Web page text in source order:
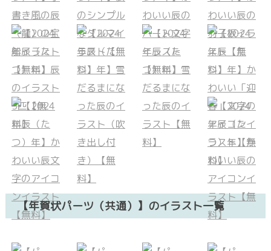
【年賀状パーツ（共通）】のイラスト一覧